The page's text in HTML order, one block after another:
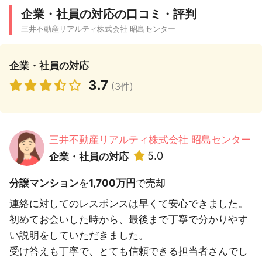
企業・社員の対応の口コミ・評判
三井不動産リアルティ株式会社 昭島センター
企業・社員の対応
3.7 (3件)
三井不動産リアルティ株式会社 昭島センター
企業・社員の対応
5.0
分譲マンションを1,700万円で売却
連絡に対してのレスポンスは早くて安心できました。
初めてお会いした時から、最後まで丁寧で分かりやす
い説明をしていただきました。
受け答えも丁寧で、とても信頼できる担当者さんでし